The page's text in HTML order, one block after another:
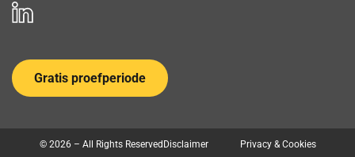
Gratis proefperiode
© 2026 – All Rights Reserved Disclaimer Privacy & Cookies